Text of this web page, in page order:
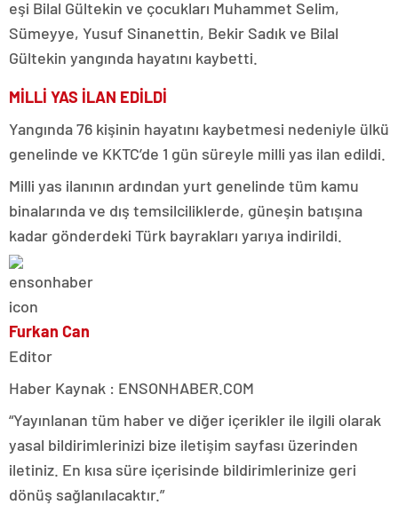
eşi Bilal Gültekin ve çocukları Muhammet Selim,
Sümeyye, Yusuf Sinanettin, Bekir Sadık ve Bilal
Gültekin yangında hayatını kaybetti.
MİLLİ YAS İLAN EDİLDİ
Yangında 76 kişinin hayatını kaybetmesi nedeniyle ülkü
genelinde ve KKTC’de 1 gün süreyle milli yas ilan edildi.
Milli yas ilanının ardından yurt genelinde tüm kamu
binalarında ve dış temsilciliklerde, güneşin batışına
kadar gönderdeki Türk bayrakları yarıya indirildi.
Furkan Can
Editor
Haber Kaynak : ENSONHABER.COM
“Yayınlanan tüm haber ve diğer içerikler ile ilgili olarak
yasal bildirimlerinizi bize iletişim sayfası üzerinden
iletiniz. En kısa süre içerisinde bildirimlerinize geri
dönüş sağlanılacaktır.”